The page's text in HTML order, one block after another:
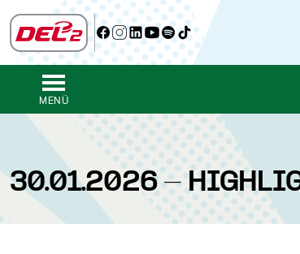
MENÜ
30.01.2026 -